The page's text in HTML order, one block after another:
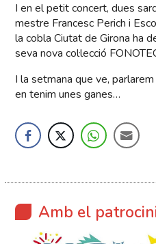
I en el petit concert, dues
mestre Francesc Perich i
la cobla Ciutat de Girona ha
seva nova col·lecció
I la setmana que ve,
en tenim unes ganes…
Amb el